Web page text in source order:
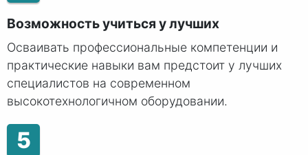
Возможность учиться у лучших
Осваивать профессиональные компетенции и
практические навыки вам предстоит у лучших
специалистов на современном
высокотехнологичном оборудовании.
5